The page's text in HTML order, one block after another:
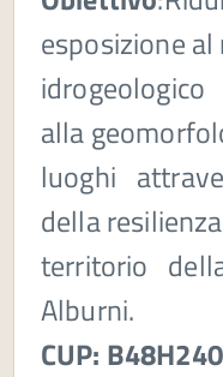
esposizione al
alla
luoghi
della
territorio
Alburni.
CUP: